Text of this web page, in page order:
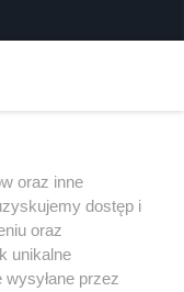
oraz inne
dostęp i
oraz
unikalne
przez